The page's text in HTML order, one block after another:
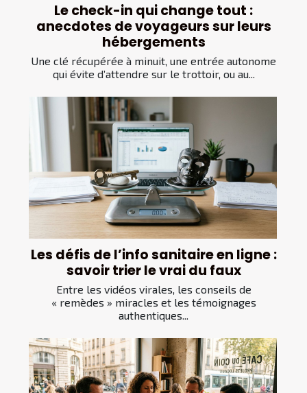
Le check-in qui change tout :
anecdotes de voyageurs sur leurs
hébergements
Une clé récupérée à minuit, une entrée autonome
qui évite d’attendre sur le trottoir, ou au...
Les défis de l’info sanitaire en ligne :
savoir trier le vrai du faux
Entre les vidéos virales, les conseils de
« remèdes » miracles et les témoignages
authentiques...